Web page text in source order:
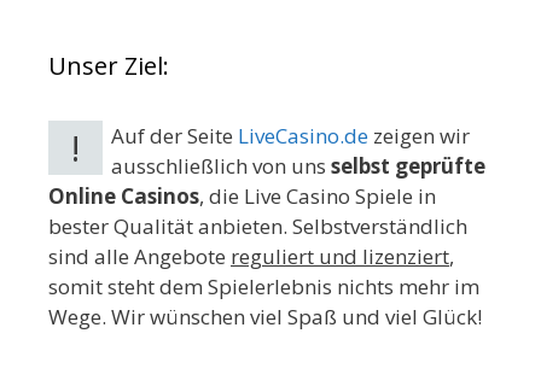
Unser Ziel:
! Auf der Seite LiveCasino.de zeigen wir
ausschließlich von uns selbst geprüfte
Online Casinos, die Live Casino Spiele in
bester Qualität anbieten. Selbstverständlich
sind alle Angebote reguliert und lizenziert,
somit steht dem Spielerlebnis nichts mehr im
Wege. Wir wünschen viel Spaß und viel Glück!